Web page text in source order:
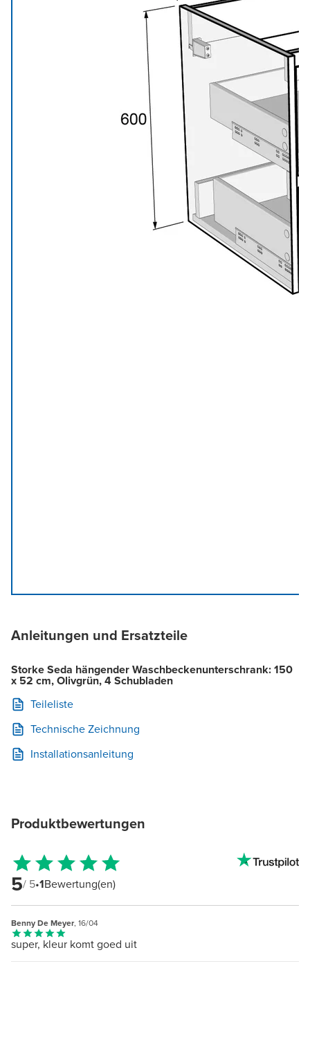
Anleitungen und Ersatzteile
Storke Seda hängender Waschbeckenunterschrank: 150
x 52 cm, Olivgrün, 4 Schubladen
Teileliste
Technische Zeichnung
Installationsanleitung
Produktbewertungen
5/ 5•1Bewertung(en)
Benny De Meyer, 16/04
super, kleur komt goed uit